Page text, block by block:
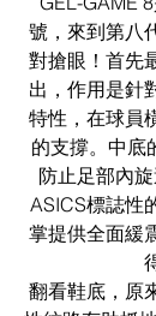
號，來到第八
對搶眼！首先
出，作用是針
特性，在球員
的支撐。中底
防止足部內
ASICS標誌性
掌提供全面緩
翻看鞋底，原